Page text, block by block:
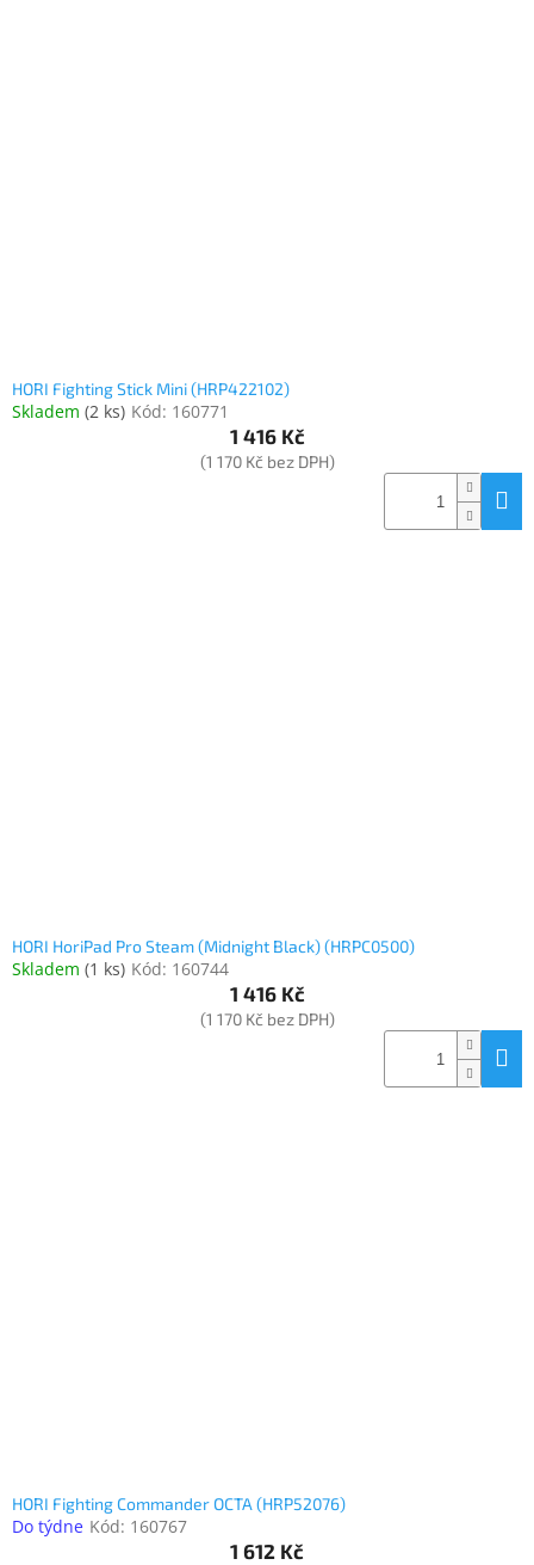
HORI Fighting Stick Mini (HRP422102)
Skladem (2 ks) Kód: 160771
1 416 Kč
(1 170 Kč bez DPH)
HORI HoriPad Pro Steam (Midnight Black) (HRPC0500)
Skladem (1 ks) Kód: 160744
1 416 Kč
(1 170 Kč bez DPH)
HORI Fighting Commander OCTA (HRP52076)
Do týdne Kód: 160767
1 612 Kč